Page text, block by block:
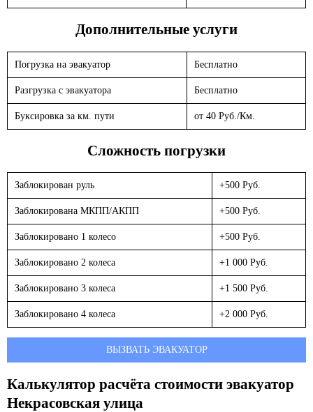
Дополнительные услуги
Погрузка на эвакуатор Бесплатно
Разгрузка с эвакуатора Бесплатно
Буксировка за км. пути от 40 Руб./Км.
Сложность погрузки
Заблокирован руль +500 Руб.
Заблокирована МКПП/АКПП +500 Руб.
Заблокировано 1 колесо +500 Руб.
Заблокировано 2 колеса +1 000 Руб.
Заблокировано 3 колеса +1 500 Руб.
Заблокировано 4 колеса +2 000 Руб.
ВЫЗВАТЬ ЭВАКУАТОР
Калькулятор расчёта стоимости эвакуатор
Некрасовская улица